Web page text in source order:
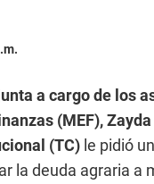
a cargo de los
(MEF),
(TC) le pidió
la deuda agraria a